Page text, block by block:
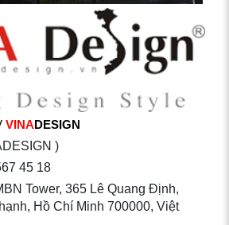
VINADESIGN
)
45 18
Tower, 365 Lê Quang Định,
Hồ Chí Minh 700000, Việt